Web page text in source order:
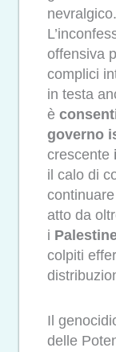
nevralgico.
offensiva
complici
in testa
è
governo
crescente
il calo di
atto da
i
colpiti
Il
delle